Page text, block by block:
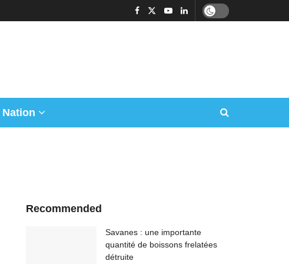
Nation
Recommended
Savanes : une importante
quantité de boissons frelatées
détruite